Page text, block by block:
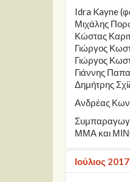
Idra Kayne
Μιχάλης
Κώστας
Γιώργος
Γιώργος
Γιάννης
Δημήτρης
Ανδρέας
ΜΜΑ και
Ιούλιος 2017